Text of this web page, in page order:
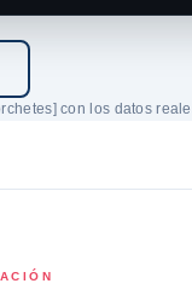
con los datos